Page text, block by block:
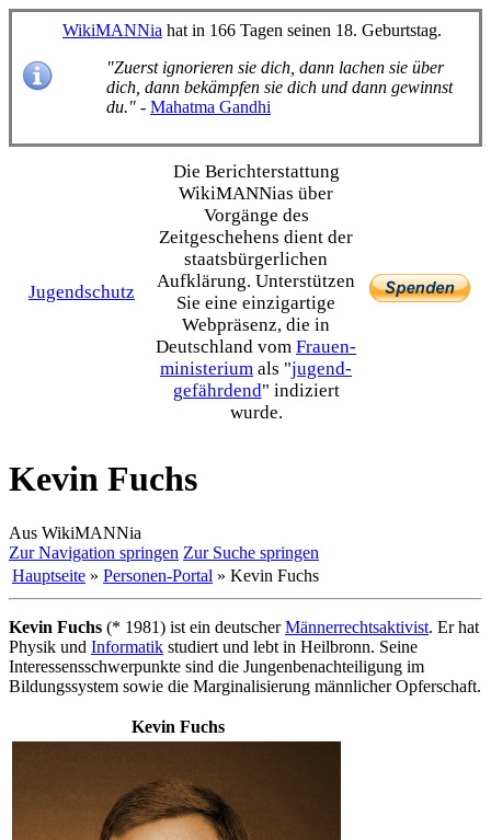
WikiMANNia hat in 166 Tagen seinen 18. Geburtstag.
"Zuerst ignorieren sie dich, dann lachen sie über
dich, dann bekämpfen sie dich und dann gewinnst
du." - Mahatma Gandhi
Jugendschutz
Die Bericht­erstattung
WikiMANNias über
Vorgänge des
Zeitgeschehens dient der
staats­bürgerlichen
Aufklärung. Unterstützen
Sie eine einzig­artige
Webpräsenz, die in
Deutschland vom Frauen­
ministerium als "jugend­
gefährdend" indiziert
wurde.
Kevin Fuchs
Aus WikiMANNia
Zur Navigation springen Zur Suche springen
Hauptseite » Personen-Portal » Kevin Fuchs
Kevin Fuchs (* 1981) ist ein deutscherMännerrechts­aktivist. Er hat
Physik und Informatik studiert und lebt in Heilbronn. Seine
Interessens­schwerpunkte sind die Jungen­benachteiligung im
Bildungssystem sowie die Marginalisierung männlicher Opferschaft.
Kevin Fuchs